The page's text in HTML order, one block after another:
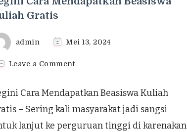
Gratis
admin Mei 13, 2024
Leave a Commenton
Mendapatkan
Beasiswa
Kuliah
Gratis
Cara Mendapatkan Beasiswa Kuliah
– Sering kali masyarakat jadi sangsi
lanjut ke perguruan tinggi di karenakan